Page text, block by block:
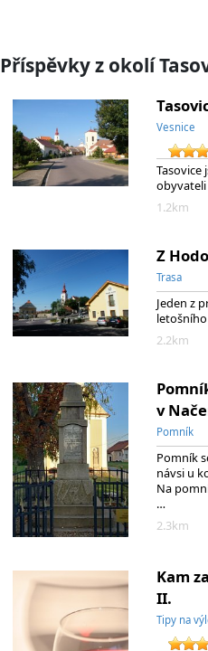
Příspěvky z okolí
Vesnice
Tasovice
1.2km
Z
Trasa
Jeden z
2.2km
v
Pomník
Pomník
návsi u
Na
…
2.3km
Kam
II.
Tipy na